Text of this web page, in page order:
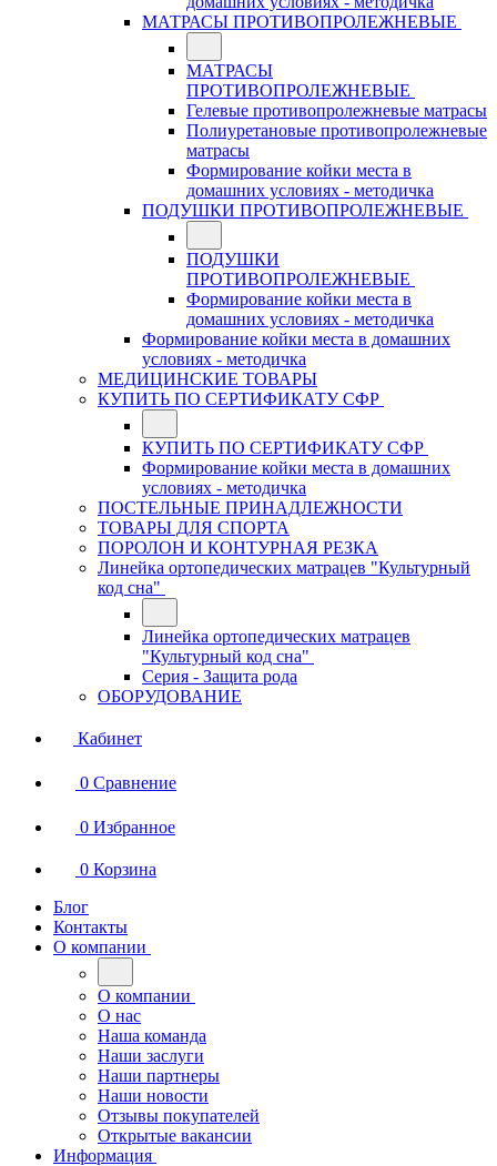
МАТРАСЫ ПРОТИВОПРОЛЕЖНЕВЫЕ
МАТРАСЫ
ПРОТИВОПРОЛЕЖНЕВЫЕ
Гелевые противопролежневые матрасы
Полиуретановые противопролежневые
матрасы
Формирование койки места в
домашних условиях - методичка
ПОДУШКИ ПРОТИВОПРОЛЕЖНЕВЫЕ
ПОДУШКИ
ПРОТИВОПРОЛЕЖНЕВЫЕ
Формирование койки места в
домашних условиях - методичка
Формирование койки места в домашних
условиях - методичка
МЕДИЦИНСКИЕ ТОВАРЫ
КУПИТЬ ПО СЕРТИФИКАТУ СФР
КУПИТЬ ПО СЕРТИФИКАТУ СФР
Формирование койки места в домашних
условиях - методичка
ПОСТЕЛЬНЫЕ ПРИНАДЛЕЖНОСТИ
ТОВАРЫ ДЛЯ СПОРТА
ПОРОЛОН И КОНТУРНАЯ РЕЗКА
Линейка ортопедических матрацев "Культурный
код сна"
Линейка ортопедических матрацев
"Культурный код сна"
Серия - Защита рода
ОБОРУДОВАНИЕ
Кабинет
0 Сравнение
0 Избранное
0 Корзина
Блог
Контакты
О компании
О компании
О нас
Наша команда
Наши заслуги
Наши партнеры
Наши новости
Отзывы покупателей
Открытые вакансии
Информация